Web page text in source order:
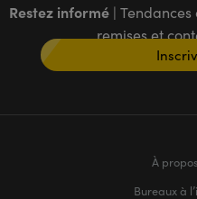
Restez informé |
remises et
À
Bureaux à